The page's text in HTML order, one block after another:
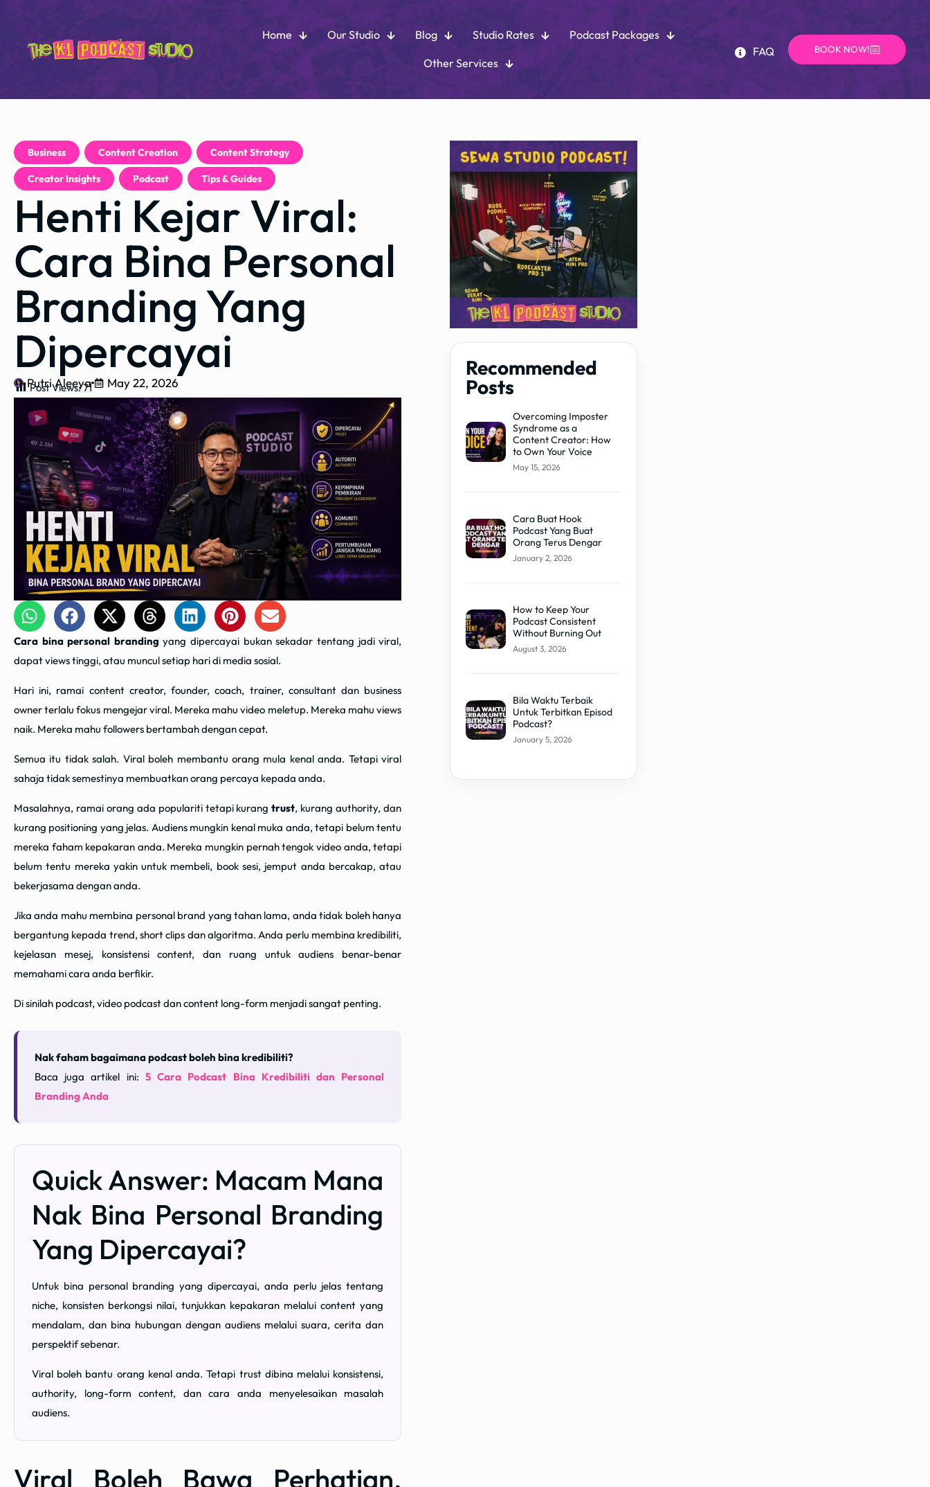
Home Our Studio Blog Studio Rates Podcast Packages
Other Services
FAQ BOOK NOW!
Business Content Creation Content Strategy
Creator Insights Podcast Tips & Guides
Henti Kejar Viral:
Cara Bina Personal
Branding Yang
Dipercayai
Putri Aleeya May 22, 2026
Post Views:71
Cara bina personal branding yang dipercayai bukan sekadar tentang jadi viral,
dapat views tinggi, atau muncul setiap hari di media sosial.
Hari ini, ramai content creator, founder, coach, trainer, consultant dan business
owner terlalu fokus mengejar viral. Mereka mahu video meletup. Mereka mahu views
naik. Mereka mahu followers bertambah dengan cepat.
Semua itu tidak salah. Viral boleh membantu orang mula kenal anda. Tetapi viral
sahaja tidak semestinya membuatkan orang percaya kepada anda.
Masalahnya, ramai orang ada populariti tetapi kurangtrust, kurang authority, dan
kurang positioning yang jelas. Audiens mungkin kenal muka anda, tetapi belum tentu
mereka faham kepakaran anda. Mereka mungkin pernah tengok video anda, tetapi
belum tentu mereka yakin untuk membeli, book sesi, jemput anda bercakap, atau
bekerjasama dengan anda.
Jika anda mahu membina personal brand yang tahan lama, anda tidak boleh hanya
bergantung kepada trend, short clips dan algoritma. Anda perlu membina kredibiliti,
kejelasan mesej, konsistensi content, dan ruang untuk audiens benar-benar
memahami cara anda berfikir.
Di sinilah podcast, video podcast dan content long-form menjadi sangat penting.
Nak faham bagaimana podcast boleh bina kredibiliti?
Baca juga artikel ini: 5 Cara Podcast Bina Kredibiliti dan Personal
Branding Anda
Quick Answer: Macam Mana
Nak Bina Personal Branding
Yang Dipercayai?
Untuk bina personal branding yang dipercayai, anda perlu jelas tentang
niche, konsisten berkongsi nilai, tunjukkan kepakaran melalui content yang
mendalam, dan bina hubungan dengan audiens melalui suara, cerita dan
perspektif sebenar.
Viral boleh bantu orang kenal anda. Tetapi trust dibina melalui konsistensi,
authority, long-form content, dan cara anda menyelesaikan masalah
audiens.
Viral Boleh Bawa Perhatian,
Recommended
Posts
Overcoming Imposter
Syndrome as a
Content Creator: How
to Own Your Voice
May 15, 2026
Cara Buat Hook
Podcast Yang Buat
Orang Terus Dengar
January 2, 2026
How to Keep Your
Podcast Consistent
Without Burning Out
August 3, 2026
Bila Waktu Terbaik
Untuk Terbitkan Episod
Podcast?
January 5, 2026